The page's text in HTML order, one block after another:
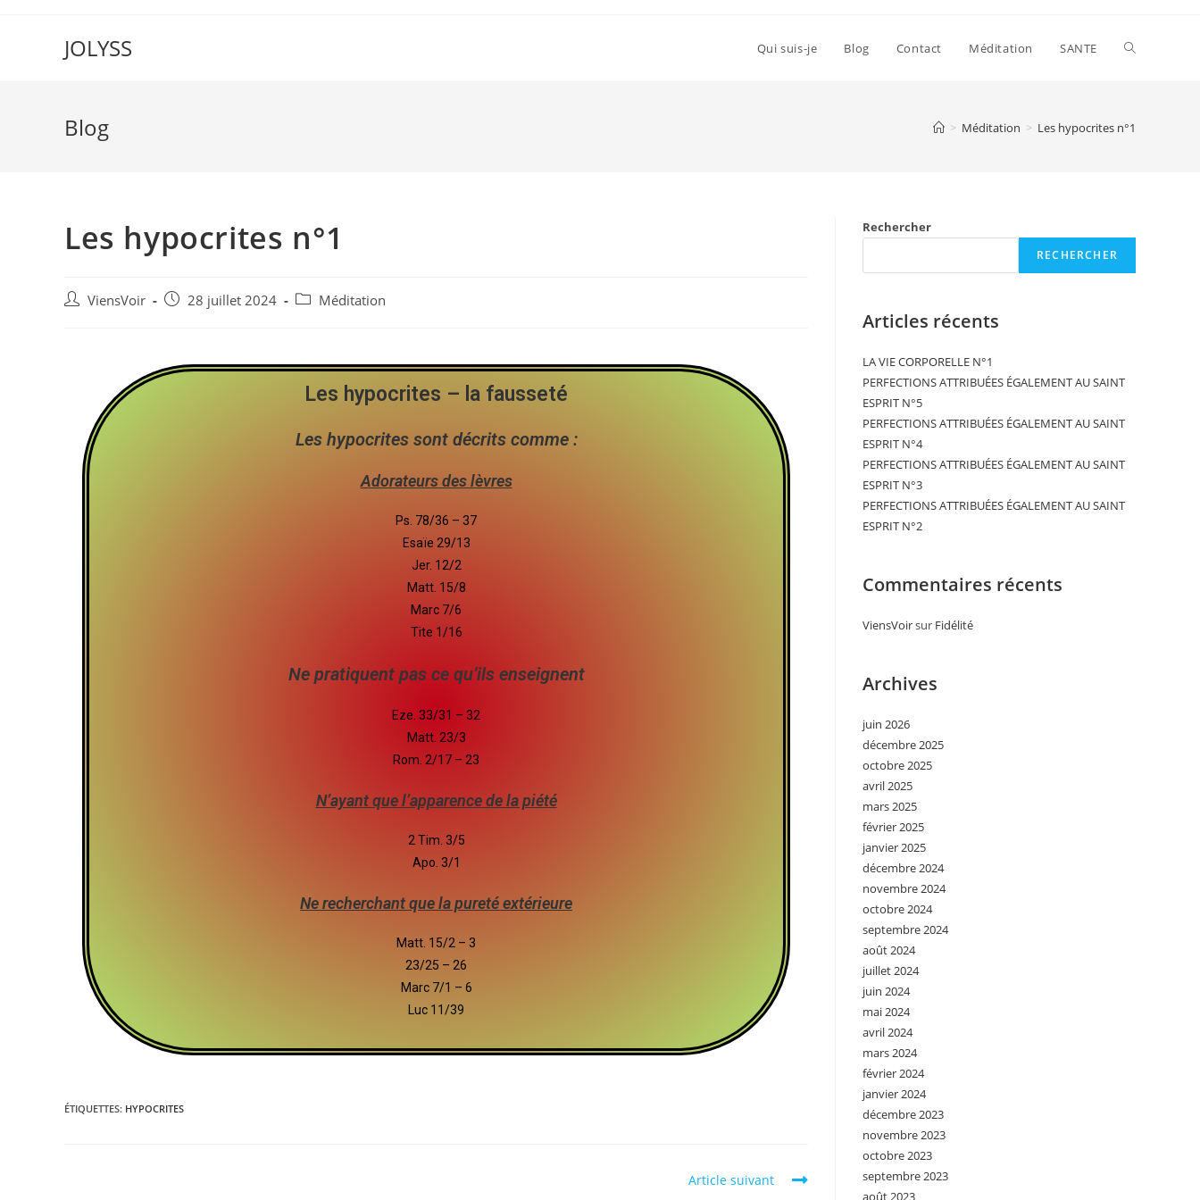
JOLYSS Qui suis-je Blog Contact Méditation SANTE
Blog > Méditation > Les hypocrites n°1
Les hypocrites n°1
ViensVoir 28 juillet 2024 Méditation
Les hypocrites – la fausseté
Les hypocrites sont décrits comme :
Adorateurs des lèvres
Ps. 78/36 – 37
Esaïe 29/13
Jer. 12/2
Matt. 15/8
Marc 7/6
Tite 1/16
Ne pratiquent pas ce qu’ils enseignent
Eze. 33/31 – 32
Matt. 23/3
Rom. 2/17 – 23
N’ayant que l’apparence de la piété
2 Tim. 3/5
Apo. 3/1
Ne recherchant que la pureté extérieure
Matt. 15/2 – 3
23/25 – 26
Marc 7/1 – 6
Luc 11/39
ÉTIQUETTES: HYPOCRITES
Article suivant
Rechercher
RECHERCHER
Articles récents
LA VIE CORPORELLE N°1
PERFECTIONS ATTRIBUÉES ÉGALEMENT AU SAINT
ESPRIT N°5
PERFECTIONS ATTRIBUÉES ÉGALEMENT AU SAINT
ESPRIT N°4
PERFECTIONS ATTRIBUÉES ÉGALEMENT AU SAINT
ESPRIT N°3
PERFECTIONS ATTRIBUÉES ÉGALEMENT AU SAINT
ESPRIT N°2
Commentaires récents
ViensVoirsur Fidélité
Archives
juin 2026
décembre 2025
octobre 2025
avril 2025
mars 2025
février 2025
janvier 2025
décembre 2024
novembre 2024
octobre 2024
septembre 2024
août 2024
juillet 2024
juin 2024
mai 2024
avril 2024
mars 2024
février 2024
janvier 2024
décembre 2023
novembre 2023
octobre 2023
septembre 2023
août 2023